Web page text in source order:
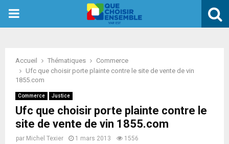
PRIMARY
Accueil Thématiques
Commerce
Ufc que choisir porte plainte contre le site de vente de vin
1855.com
Commerce Justice
Ufc que choisir porte plainte contre le
site de vente de vin 1855.com
par Michel Texier 1 mars 2013 1556